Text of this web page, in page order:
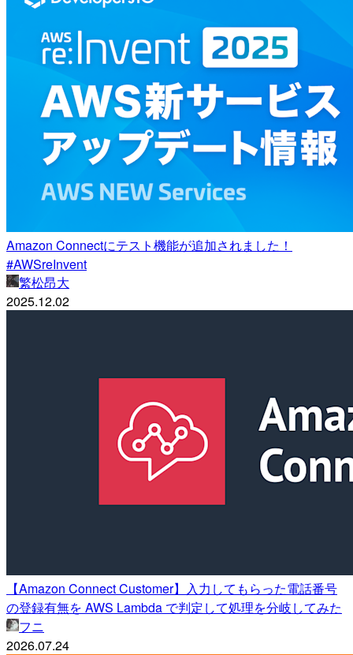
Amazon Connectにテスト機能が追加されました！
#AWSreInvent
繁松昂大
2025.12.02
【Amazon Connect Customer】入力してもらった電話番号
の登録有無を AWS Lambda で判定して処理を分岐してみた
フニ
2026.07.24